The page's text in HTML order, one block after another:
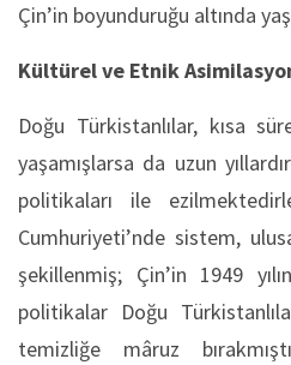
Çin’in boyunduruğu altında
Kültürel ve Etnik
Doğu Türkistanlılar, kısa
yaşamışlarsa da uzun
politikaları ile
Cumhuriyeti’nde sistem,
şekillenmiş; Çin’in 1949
politikalar Doğu
temizliğe mâruz